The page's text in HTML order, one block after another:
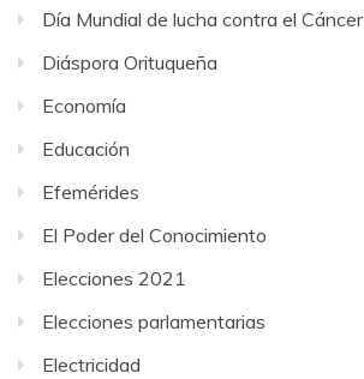
Día Mundial de lucha contra el Cáncer
Diáspora Orituqueña
Economía
Educación
Efemérides
El Poder del Conocimiento
Elecciones 2021
Elecciones parlamentarias
Electricidad